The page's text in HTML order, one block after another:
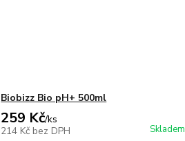
Biobizz Bio pH+ 500ml
259 Kč/ks
214 Kč bez DPH Skladem